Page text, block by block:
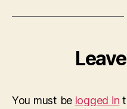
You must be logged in